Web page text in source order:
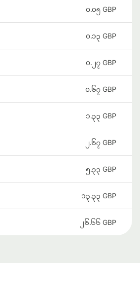
၀.၀၅ GBP
၀.၁၃ GBP
၀.၂၇ GBP
၀.၆၇ GBP
၁.၃၃ GBP
၂.၆၇ GBP
၅.၃၃ GBP
၁၃.၃၃ GBP
၂၆.၆၆ GBP